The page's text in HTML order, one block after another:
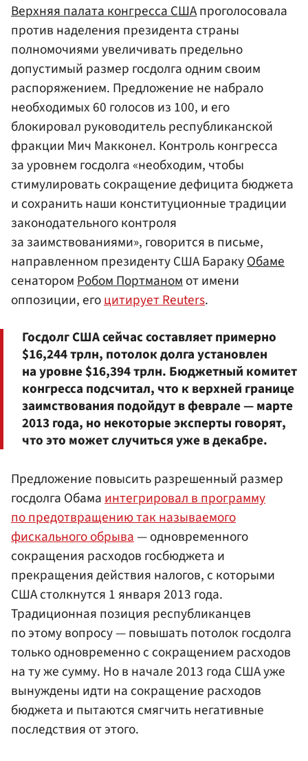
Верхняя палата конгресса СШАпроголосовала
против наделения президента страны
полномочиями увеличивать предельно
допустимый размер госдолга одним своим
распоряжением. Предложение не набрало
необходимых 60 голосов из 100, и его
блокировал руководитель республиканской
фракции Мич Макконел. Контроль конгресса
за уровнем госдолга «необходим, чтобы
стимулировать сокращение дефицита бюджета
и сохранить наши конституционные традиции
законодательного контроля
за заимствованиями», говорится в письме,
направленном президенту США БаракуОбаме
сенатором Робом Портманом от имени
оппозиции, егоцитирует Reuters.
Госдолг США сейчас составляет примерно
$16,244 трлн, потолок долга установлен
на уровне $16,394 трлн. Бюджетный комитет
конгресса подсчитал, что к верхней границе
заимствования подойдут в феврале — марте
2013 года, но некоторые эксперты говорят,
что это может случиться уже в декабре.
Предложение повысить разрешенный размер
госдолга Обамаинтегрировал в программу
по предотвращению так называемого
фискального обрыва— одновременного
сокращения расходов госбюджета и
прекращения действия налогов, с которыми
США столкнутся 1 января 2013 года.
Традиционная позиция республиканцев
по этому вопросу — повышать потолок госдолга
только одновременно с сокращением расходов
на ту же сумму. Но в начале 2013 года США уже
вынуждены идти на сокращение расходов
бюджета и пытаются смягчить негативные
последствия от этого.